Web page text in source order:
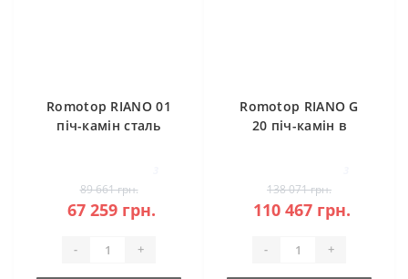
Romotop RIANO 01
піч-камін сталь
89 661 грн.
67 259 грн.
- +
Romotop RIANO G
20 піч-камін в
138 071 грн.
110 467 грн.
- +